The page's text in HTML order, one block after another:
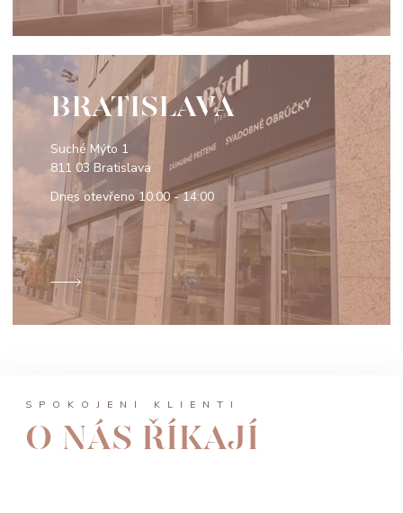
BRATISLAVA
Suché Mýto 1
811 03 Bratislava
Dnes otevřeno10:00 - 14:00
SPOKOJENÍ KLIENTI
O NÁS ŘÍKAJÍ